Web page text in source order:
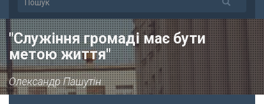
"Служіння громаді має бути
метою життя"
Олександр Пашутін